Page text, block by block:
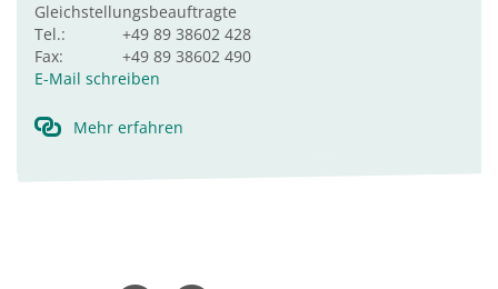
Gleichstellungsbeauftragte
Tel.:
+49 89 38602 428
Fax:
+49 89 38602 490
E-Mail schreiben
Mehr erfahren